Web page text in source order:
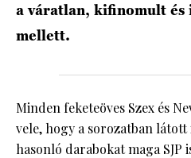
a váratlan, kifinomult és
mellett.
Minden feketeöves Szex és
vele, hogy a sorozatban
hasonló darabokat maga SJP